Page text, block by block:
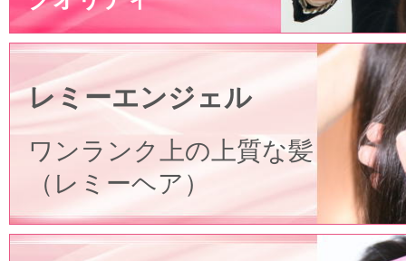
レミーエンジェル
ワンランク上の上質な髪
（レミーヘア）